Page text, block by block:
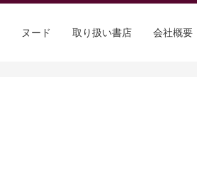
ヌード 取り扱い書店 会社概要